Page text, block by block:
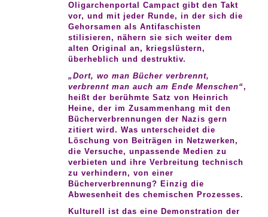
Oligarchenportal Campact gibt den Takt
vor, und mit jeder Runde, in der sich die
Gehorsamen als Antifaschisten
stilisieren, nähern sie sich weiter dem
alten Original an, kriegslüstern,
überheblich und destruktiv.
„Dort, wo man Bücher verbrennt,
verbrennt man auch am Ende Menschen“,
heißt der berühmte Satz von Heinrich
Heine, der im Zusammenhang mit den
Bücherverbrennungen der Nazis gern
zitiert wird. Was unterscheidet die
Löschung von Beiträgen in Netzwerken,
die Versuche, unpassende Medien zu
verbieten und ihre Verbreitung technisch
zu verhindern, von einer
Bücherverbrennung? Einzig die
Abwesenheit des chemischen Prozesses.
Kulturell ist das eine Demonstration der